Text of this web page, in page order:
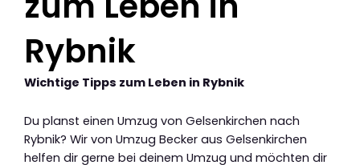
Rybnik
Wichtige Tipps zum Leben in Rybnik
Du planst einen Umzug von Gelsenkirchen nach
Rybnik? Wir von Umzug Becker aus Gelsenkirchen
helfen dir gerne bei deinem Umzug und möchten dir